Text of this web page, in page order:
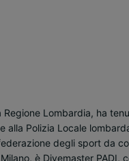
Lombardia, ha
alla Polizia Locale
degli sport da
è Divemaster PADI,